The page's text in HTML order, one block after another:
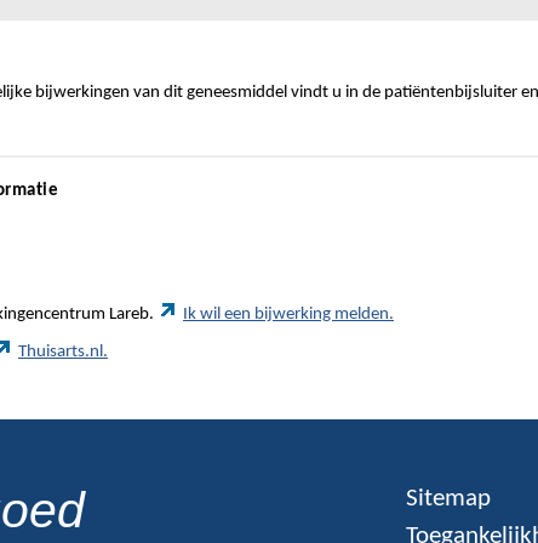
bijwerkingen van dit geneesmiddel vindt u in de patiëntenbijsluiter en
Lareb. Ik wil een bijwerking melden.
Thuisarts.nl.
Sitemap